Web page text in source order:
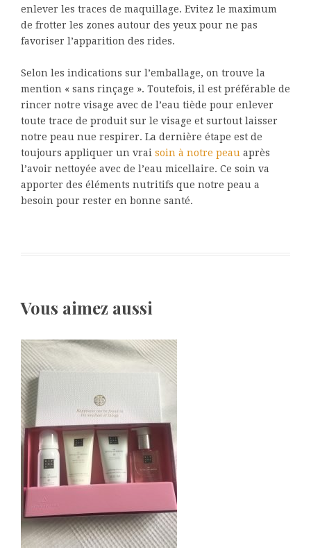
enlever les traces de maquillage. Evitez le maximum
de frotter les zones autour des yeux pour ne pas
favoriser l’apparition des rides.
Selon les indications sur l’emballage, on trouve la
mention « sans rinçage ». Toutefois, il est préférable de
rincer notre visage avec de l’eau tiède pour enlever
toute trace de produit sur le visage et surtout laisser
notre peau nue respirer. La dernière étape est de
toujours appliquer un vrai soin à notre peau après
l’avoir nettoyée avec de l’eau micellaire. Ce soin va
apporter des éléments nutritifs que notre peau a
besoin pour rester en bonne santé.
Vous aimez aussi